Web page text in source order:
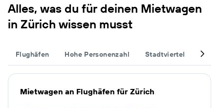
Alles, was du für deinen Mietwagen
in Zürich wissen musst
Flughäfen Hohe Personenzahl Stadtviertel
Mietwagen an Flughäfen für Zürich